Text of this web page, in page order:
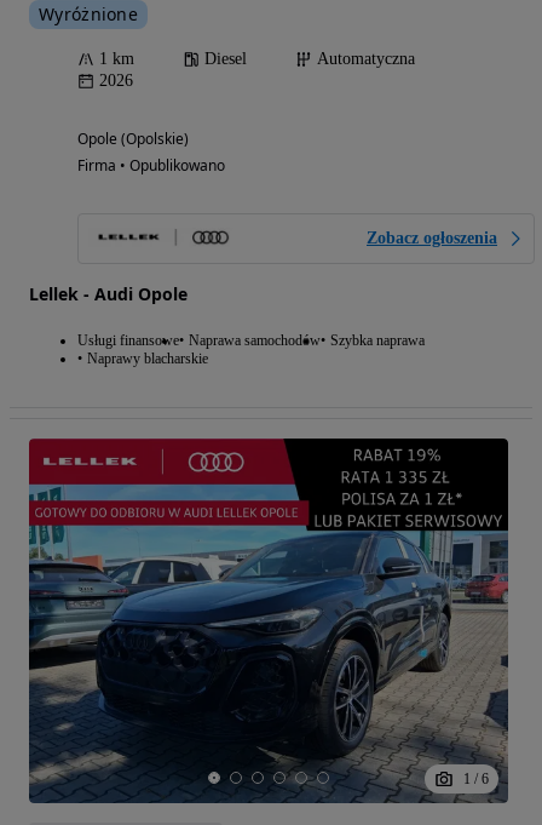
Wyróżnione
1 km Diesel
Automatyczna
2026
Opole (Opolskie)
Firma • Opublikowano
Zobacz ogłoszenia
Lellek - Audi Opole
Usługi finansowe Naprawa samochodów Szybka naprawa
Naprawy blacharskie
1 / 6